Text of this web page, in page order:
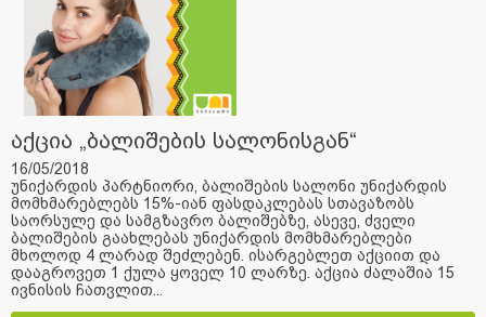
აქცია „ბალიშების სალონისგან“
16/05/2018
უნიქარდის პარტნიორი, ბალიშების სალონი უნიქარდის
მომხმარებლებს 15%-იან ფასდაკლებას სთავაზობს
საორსულე და სამგზავრო ბალიშებზე, ასევე, ძველი
ბალიშების გაახლებას უნიქარდის მომხმარებლები
მხოლოდ 4 ლარად შეძლებენ. ისარგებლეთ აქციით და
დააგროვეთ 1 ქულა ყოველ 10 ლარზე. აქცია ძალაშია 15
ივნისის ჩათვლით...